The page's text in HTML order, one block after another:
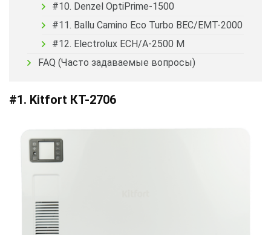
#10. Denzel OptiPrime-1500
#11. Ballu Camino Eco Turbo BEC/EMT-2000
#12. Electrolux ECH/A-2500 M
FAQ (Часто задаваемые вопросы)
#1. Kitfort КТ-2706